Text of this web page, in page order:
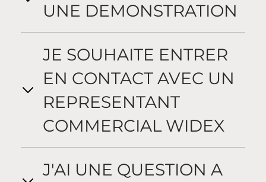
UNE DEMONSTRATION
JE SOUHAITE ENTRER
EN CONTACT AVEC UN
REPRESENTANT
COMMERCIAL WIDEX
J'AI UNE QUESTION A